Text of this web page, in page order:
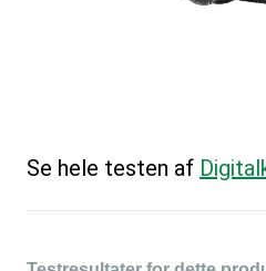
Se hele testen af